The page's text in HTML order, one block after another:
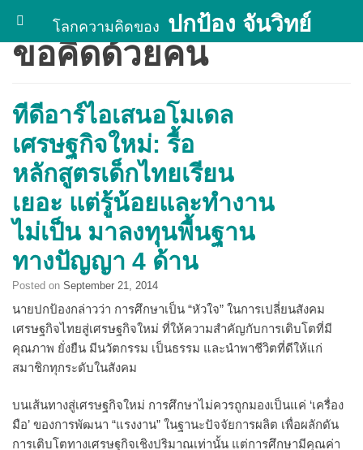
content
ขอคิดด้วยคน
ทีดีอาร์ไอเสนอโมเดล
เศรษฐกิจใหม่: รื้อ
หลักสูตรเด็กไทยเรียน
เยอะ แต่รู้น้อยและทำงาน
ไม่เป็น มาลงทุนพื้นฐาน
ทางปัญญา 4 ด้าน
Posted on September 21, 2014
นายปกป้องกล่าวว่า การศึกษาเป็น “หัวใจ” ในการเปลี่ยนสังคม
เศรษฐกิจไทยสู่เศรษฐกิจใหม่ ที่ให้ความสําคัญกับการเติบโตที่มี
คุณภาพ ยั่งยืน มีนวัตกรรม เป็นธรรม และนําพาชีวิตที่ดีให้แก่
สมาชิกทุกระดับในสังคม
บนเส้นทางสู่เศรษฐกิจใหม่ การศึกษาไม่ควรถูกมองเป็นแค่ ‘เครื่อง
มือ’ ของการพัฒนา “แรงงาน” ในฐานะปัจจัยการผลิต เพื่อผลักดัน
การเติบโตทางเศรษฐกิจเชิงปริมาณเท่านั้น แต่การศึกษามีคุณค่า
โลกความคิดของ ปกป้อง จันวิทย์